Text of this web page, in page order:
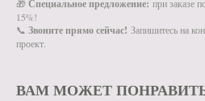
🎁Специальное предложение: при заказе
15%!
📞 Звоните прямо сейчас! Запишитесь на
проект.
ВАМ МОЖЕТ